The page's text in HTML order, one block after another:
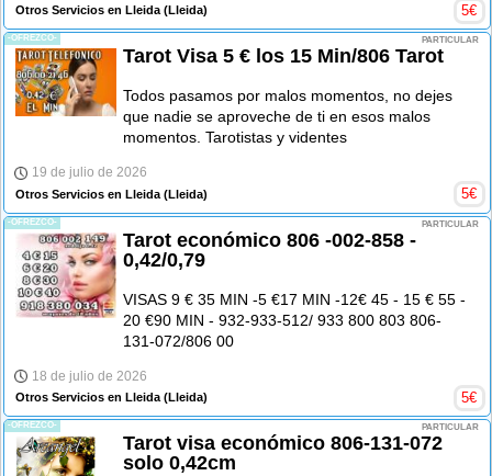
Otros Servicios en Lleida(Lleida) 5€
-OFREZCO- PARTICULAR
Tarot Visa 5 € los 15 Min/806 Tarot
Todos pasamos por malos momentos, no dejes
que nadie se aproveche de ti en esos malos
momentos. Tarotistas y videntes
19 de julio de 2026
Otros Servicios en Lleida (Lleida) 5€
-OFREZCO- PARTICULAR
Tarot económico 806 -002-858 -
0,42/0,79
VISAS 9 € 35 MIN -5 €17 MIN -12€ 45 - 15 € 55 -
20 €90 MIN - 932-933-512/ 933 800 803 806-
131-072/806 00
18 de julio de 2026
Otros Servicios en Lleida (Lleida) 5€
-OFREZCO- PARTICULAR
Tarot visa económico 806-131-072
solo 0,42cm